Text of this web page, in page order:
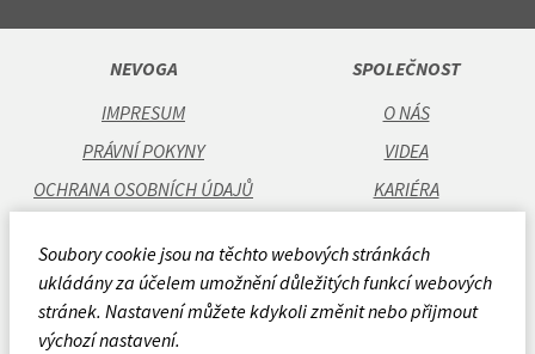
Soubory cookie jsou na těchto webových stránkách
ukládány za účelem umožnění důležitých funkcí webových
stránek. Nastavení můžete kdykoli změnit nebo přijmout
výchozí nastavení.
NEVOGA
IMPRESUM
PRÁVNÍ POKYNY
OCHRANA OSOBNÍCH ÚDAJŮ
CODE OF CONDUCT
POLITIKA KVALITY
ZPRÁVA O SPOLEČENSKÉ
SPOLEČNOST
O NÁS
VIDEA
KARIÉRA